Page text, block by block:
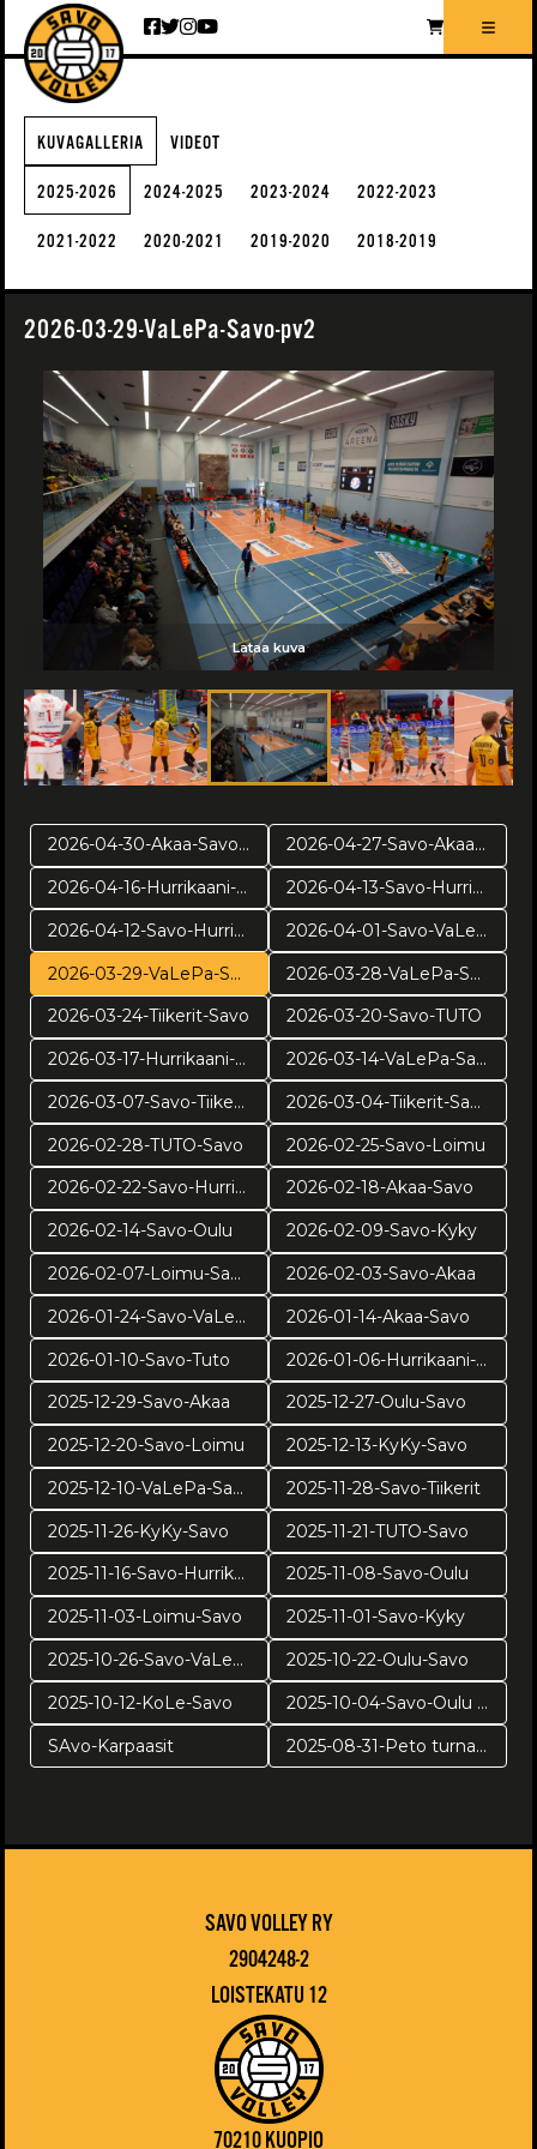
Siirry sisältöön
KUVAGALLERIA VIDEOT
2025-2026 2024-2025 2023-2024 2022-2023
2021-2022 2020-2021 2019-2020 2018-2019
2026-03-29-VaLePa-Savo-pv2
2026-04-30-Akaa-Savo-pr2
2026-04-27-Savo-Akaa-pr1
2026-04-16-Hurrikaani-Savo-VE4
2026-04-13-Savo-Hurrikaani ve3
2026-04-12-Savo-Hurrikaani-ve2
2026-04-01-Savo-VaLePa-pv3
2026-03-29-VaLePa-Savo-pv2
2026-03-28-VaLePa-Savo-pv1
2026-03-24-Tiikerit-Savo
2026-03-20-Savo-TUTO
2026-03-17-Hurrikaani-Savo
2026-03-14-VaLePa-Savo
2026-03-07-Savo-Tiikerit
2026-03-04-Tiikerit-Savo
2026-02-28-TUTO-Savo
2026-02-25-Savo-Loimu
2026-02-22-Savo-Hurrikaani
2026-02-18-Akaa-Savo
2026-02-14-Savo-Oulu
2026-02-09-Savo-Kyky
2026-02-07-Loimu-Savo
2026-02-03-Savo-Akaa
2026-01-24-Savo-VaLePa
2026-01-14-Akaa-Savo
2026-01-10-Savo-Tuto
2026-01-06-Hurrikaani-Savo KUVAT: Juuso Riponiemi
2025-12-29-Savo-Akaa
2025-12-27-Oulu-Savo
2025-12-20-Savo-Loimu
2025-12-13-KyKy-Savo
2025-12-10-VaLePa-Savo
2025-11-28-Savo-Tiikerit
2025-11-26-KyKy-Savo
2025-11-21-TUTO-Savo
2025-11-16-Savo-Hurrikaani
2025-11-08-Savo-Oulu
2025-11-03-Loimu-Savo
2025-11-01-Savo-Kyky
2025-10-26-Savo-VaLePa
2025-10-22-Oulu-Savo
2025-10-12-KoLe-Savo
2025-10-04-Savo-Oulu harj
SAvo-Karpaasit
2025-08-31-Peto turnaus
Lataa kuva
Lataa kuva
Lataa kuva
Lataa kuva
Lataa kuva
Lataa kuva
Lataa kuva
Lataa kuva
Lataa kuva
Lataa kuva
Lataa kuva
Lataa kuva
SAVO VOLLEY RY
2904248-2
LOISTEKATU 12
70210 KUOPIO